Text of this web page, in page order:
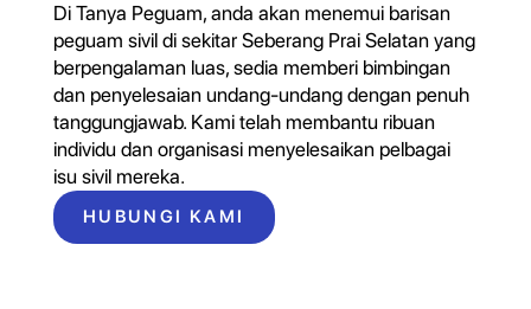
Di Tanya Peguam, anda akan menemui barisan
peguam sivil di sekitar Seberang Prai Selatan yang
berpengalaman luas, sedia memberi bimbingan
dan penyelesaian undang-undang dengan penuh
tanggungjawab. Kami telah membantu ribuan
individu dan organisasi menyelesaikan pelbagai
isu sivil mereka.
HUBUNGI KAMI